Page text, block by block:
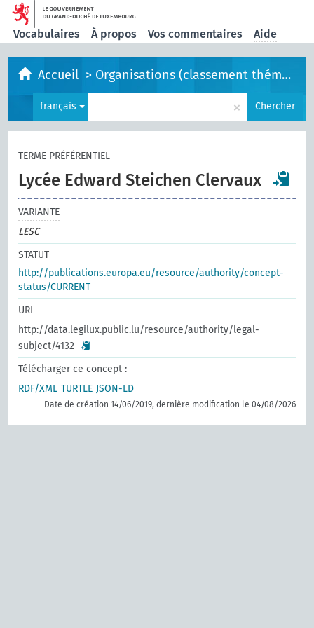
Vocabulaires À propos Vos commentaires Aide
Accueil > Organisations (classement thématique)
français × Chercher
TERME PRÉFÉRENTIEL
Lycée Edward Steichen Clervaux
VARIANTE
LESC
STATUT
http://publications.europa.eu/resource/authority/concept-
status/CURRENT
URI
http://data.legilux.public.lu/resource/authority/legal-
subject/4132
Télécharger ce concept :
RDF/XML TURTLE JSON-LD
Date de création 14/06/2019, dernière modification le 04/08/2026